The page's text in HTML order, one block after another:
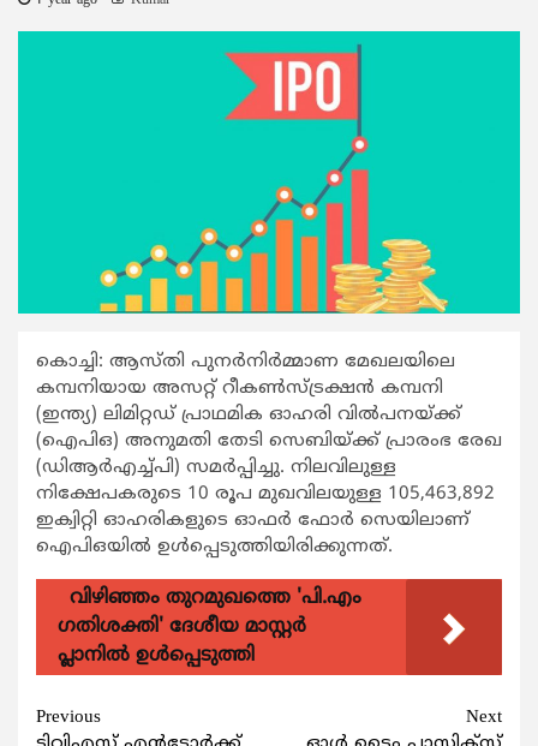
കൊച്ചി: ആസ്തി പുനര്‍നിര്‍മ്മാണ മേഖലയിലെ
കമ്പനിയായ അസറ്റ് റീകണ്‍സ്ട്രക്ഷന്‍ കമ്പനി
(ഇന്ത്യ) ലിമിറ്റഡ് പ്രാഥമിക ഓഹരി വില്‍പനയ്ക്ക്
(ഐപിഒ) അനുമതി തേടി സെബിയ്ക്ക് പ്രാരംഭ രേഖ
(ഡിആര്‍എച്ച്പി) സമര്‍പ്പിച്ചു. നിലവിലുള്ള
നിക്ഷേപകരുടെ 10 രൂപ മുഖവിലയുള്ള 105,463,892
ഇക്വിറ്റി ഓഹരികളുടെ ഓഫര്‍ ഫോര്‍ സെയിലാണ്
ഐപിഒയില്‍ ഉള്‍പ്പെടുത്തിയിരിക്കുന്നത്.
വിഴിഞ്ഞം തുറമുഖത്തെ 'പി.എം
ഗതിശക്തി' ദേശീയ മാസ്റ്റർ
പ്ലാനിൽ ഉൾപ്പെടുത്തി
Continue
Previous
Next